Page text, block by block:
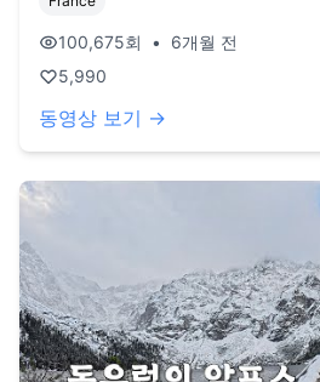
니다. 오늘도 영상 봐주셔서 감사드리고, 오늘도 행복한 하루
보내시길 바랍니다. 오늘도 사랑합니다. 비즈니스 이
biz@companyboat.com 개인 이메일:
dlstjr8585@naver.com 인스타그램:
100,675회 •
6개월 전
5,990
동영상 보기 →